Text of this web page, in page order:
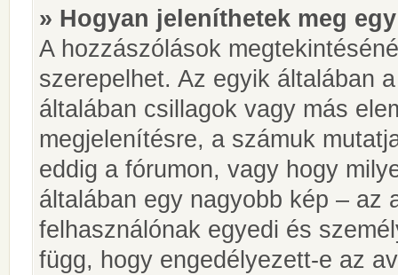
» Hogyan jeleníthetek meg
A hozzászólások
szerepelhet. Az egyik általában
általában csillagok vagy más
megjelenítésre, a számuk
eddig a fórumon, vagy hogy
általában egy nagyobb kép – az
felhasználónak egyedi és
függ, hogy engedélyezett-e az